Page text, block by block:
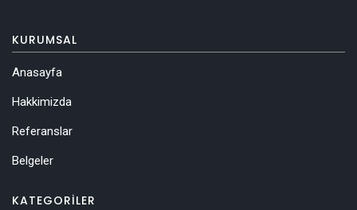
KURUMSAL
Anasayfa
Hakkimizda
Referanslar
Belgeler
KATEGORILER